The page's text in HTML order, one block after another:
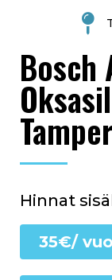
Bosch
Hinnat
35€/